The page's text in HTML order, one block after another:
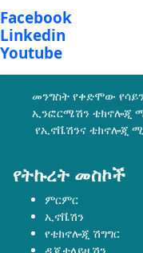
Facebook
Linkedin
Youtube
መንግስት የቀድሞው
ኢንፎርሜሽን ቴክኖሎጂ
የኢኖቬሽንና ቴክኖሎጂ
የትኩረት መስኮች
ምርምር
ኢኖቬሽን
የቴክኖሎጂ ሽግግር